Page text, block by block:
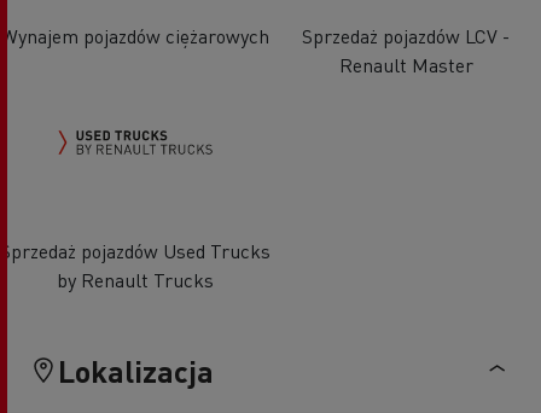
Wynajem pojazdów ciężarowych
Sprzedaż pojazdów LCV -
Renault Master
Sprzedaż pojazdów Used Trucks
by Renault Trucks
Lokalizacja